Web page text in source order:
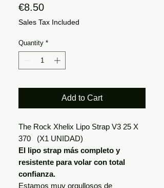
€8.50Price
Sales Tax Included
Quantity *
Add to Cart
The Rock Xhelix Lipo Strap V3 25 X
370 (X1 UNIDAD)
El lipo strap más completo y
resistente para volar con total
confianza.
Estamos muy orgullosos de